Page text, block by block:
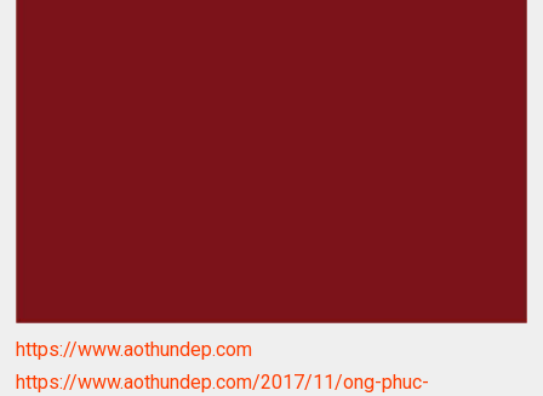
https://www.aothundep.com
https://www.aothundep.com/2017/11/ong-phuc-